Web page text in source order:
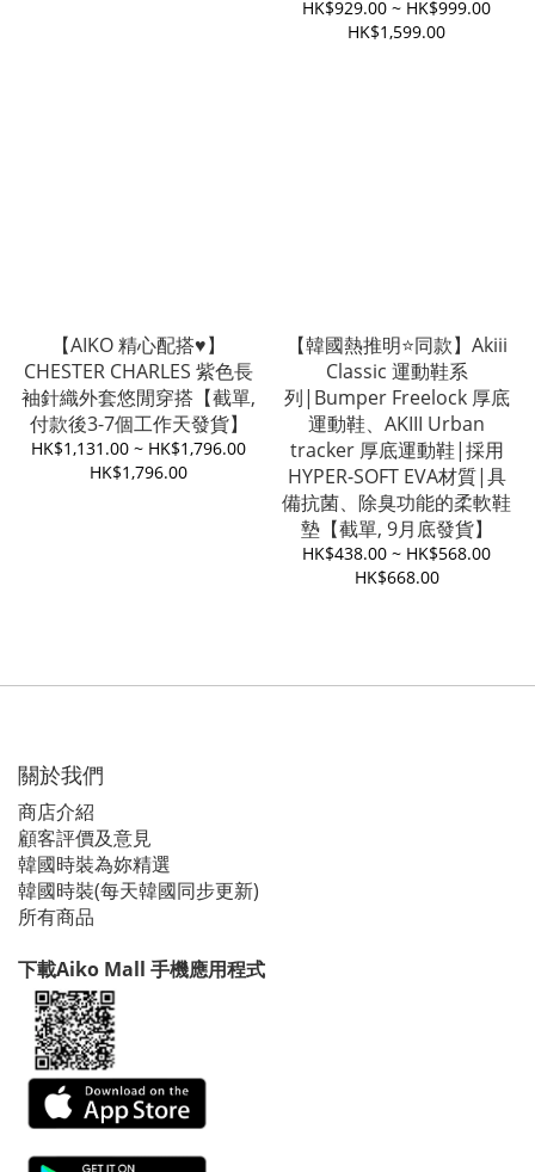
HK$929.00 ~ HK$999.00
HK$1,599.00
【AIKO 精心配搭♥️】
CHESTER CHARLES 紫色長
袖針織外套悠閒穿搭【截單,
付款後3-7個工作天發貨】
HK$1,131.00 ~ HK$1,796.00
HK$1,796.00
【韓國熱推明⭐️同款】Akiii
Classic 運動鞋系
列|Bumper Freelock 厚底
運動鞋、AKIII Urban
tracker 厚底運動鞋|採用
HYPER-SOFT EVA材質|具
備抗菌、除臭功能的柔軟鞋
墊【截單, 9月底發貨】
HK$438.00 ~ HK$568.00
HK$668.00
關於我們
商店介紹
顧客評價及意見
韓國時裝為妳精選
韓國時裝(每天韓國同步更新)
所有商品
下載Aiko Mall 手機應用程式